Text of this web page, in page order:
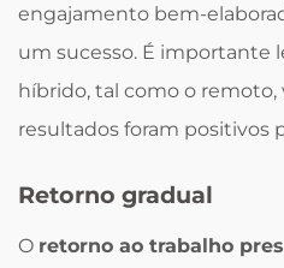
engajamento bem-
um sucesso. É importante
híbrido, tal como o remoto,
resultados foram positivos
Retorno gradual
O retorno ao trabalho